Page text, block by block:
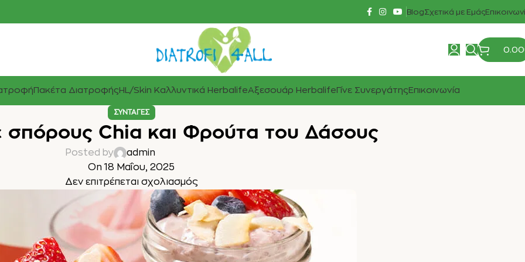
BlogΣχετικά με Εμάς
0.00
Πακέτα Διατροφής HL/Skin Καλλυντικά HerbalifeΑξεσουάρ Herbalife Γίνε Συνεργάτης Επικοινωνία
ΣΥΝΤΑΓΈΣ
σπόρους Chia και Φρούτα του Δάσους
Posted by
admin
On 18 Μαΐου, 2025
Δεν επιτρέπεται σχολιασμός